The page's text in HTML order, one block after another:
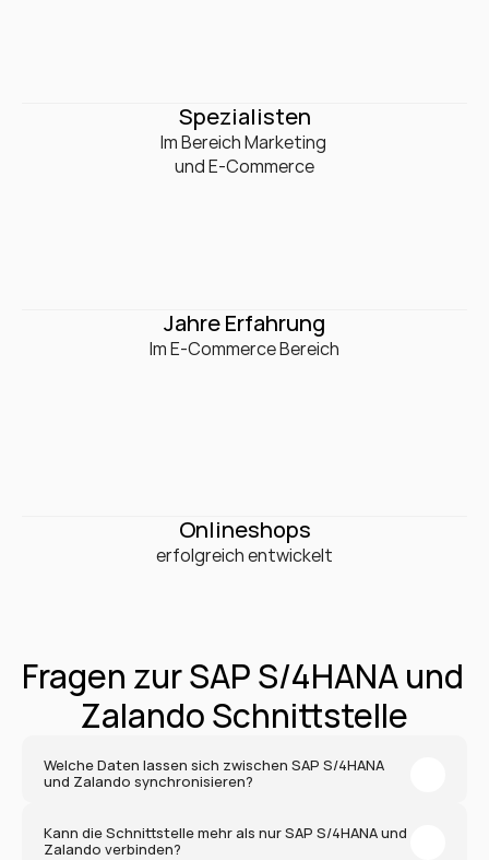
0+
Spezialisten
Im Bereich Marketing
und E-Commerce
0+
Jahre Erfahrung
Im E-Commerce Bereich
0+
Onlineshops
erfolgreich entwickelt
Fragen zur SAP S/4HANA und
Zalando Schnittstelle
Welche Daten lassen sich zwischen SAP S/4HANA
und Zalando synchronisieren?
Kann die Schnittstelle mehr als nur SAP S/4HANA und
Zalando verbinden?